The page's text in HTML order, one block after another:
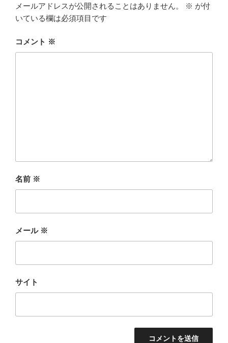
メールアドレスが公開されることはありません。 ※ が付
いている欄は必須項目です
コメント ※
名前 ※
メール ※
サイト